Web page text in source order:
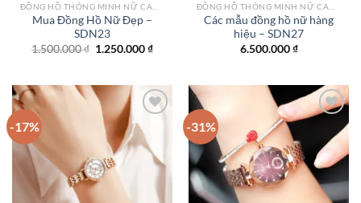
ĐỒNG HỒ THÔNG MINH NỮ CAO CẤP NHẤT
Mua Đồng Hồ Nữ Đẹp –
SDN23
1.500.000₫ Giá
1.250.000₫Giá
1.250.000 ₫.
ĐỒNG HỒ THÔNG MINH NỮ CAO CẤP NHẤT
Các mẫu đồng hồ nữ hàng
hiệu – SDN27
6.500.000₫
-17%
Add to
wishlist
-31%
Add to
wishlist